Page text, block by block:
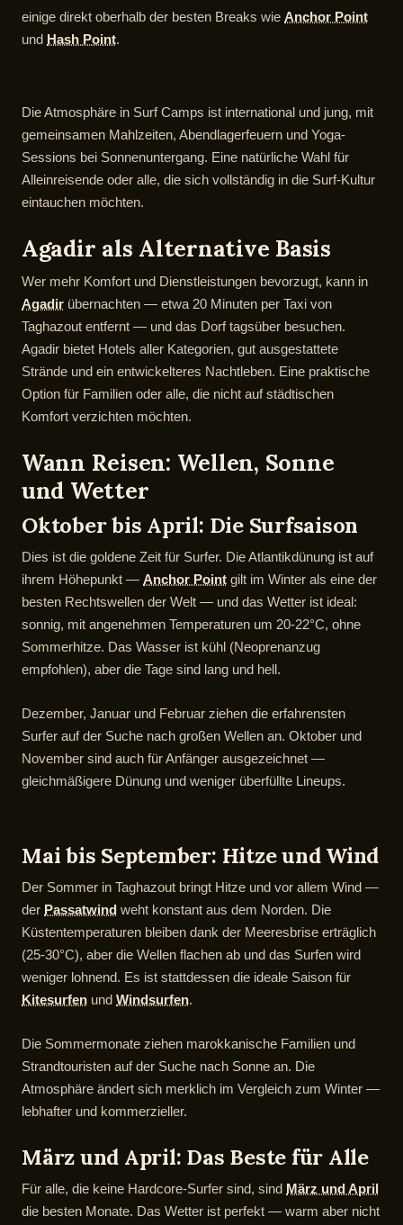
einige direkt oberhalb der besten Breaks wie Anchor Point
und Hash Point.
Die Atmosphäre in Surf Camps ist international und jung, mit
gemeinsamen Mahlzeiten, Abendlagerfeuern und Yoga-
Sessions bei Sonnenuntergang. Eine natürliche Wahl für
Alleinreisende oder alle, die sich vollständig in die Surf-Kultur
eintauchen möchten.
Agadir als Alternative Basis
Wer mehr Komfort und Dienstleistungen bevorzugt, kann in
Agadir übernachten — etwa 20 Minuten per Taxi von
Taghazout entfernt — und das Dorf tagsüber besuchen.
Agadir bietet Hotels aller Kategorien, gut ausgestattete
Strände und ein entwickelteres Nachtleben. Eine praktische
Option für Familien oder alle, die nicht auf städtischen
Komfort verzichten möchten.
Wann Reisen: Wellen, Sonne
und Wetter
Oktober bis April: Die Surfsaison
Dies ist die goldene Zeit für Surfer. Die Atlantikdünung ist auf
ihrem Höhepunkt — Anchor Point gilt im Winter als eine der
besten Rechtswellen der Welt — und das Wetter ist ideal:
sonnig, mit angenehmen Temperaturen um 20-22°C, ohne
Sommerhitze. Das Wasser ist kühl (Neoprenanzug
empfohlen), aber die Tage sind lang und hell.
Dezember, Januar und Februar ziehen die erfahrensten
Surfer auf der Suche nach großen Wellen an. Oktober und
November sind auch für Anfänger ausgezeichnet —
gleichmäßigere Dünung und weniger überfüllte Lineups.
Mai bis September: Hitze und Wind
Der Sommer in Taghazout bringt Hitze und vor allem Wind —
der Passatwind weht konstant aus dem Norden. Die
Küstentemperaturen bleiben dank der Meeresbrise erträglich
(25-30°C), aber die Wellen flachen ab und das Surfen wird
weniger lohnend. Es ist stattdessen die ideale Saison für
Kitesurfen und Windsurfen.
Die Sommermonate ziehen marokkanische Familien und
Strandtouristen auf der Suche nach Sonne an. Die
Atmosphäre ändert sich merklich im Vergleich zum Winter —
lebhafter und kommerzieller.
März und April: Das Beste für Alle
Für alle, die keine Hardcore-Surfer sind, sind März und April
die besten Monate. Das Wetter ist perfekt — warm aber nicht